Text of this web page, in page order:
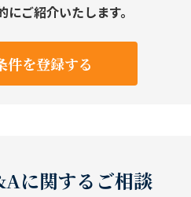
ご紹介いたします。
件を登録する
に関するご相談